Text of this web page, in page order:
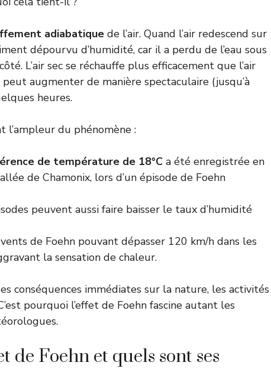
adiabatique de l’air. Quand l’air redescend sur
dépourvu d’humidité, car il a perdu de l’eau sous
L’air sec se réchauffe plus efficacement que l’air
augmenter de manière spectaculaire (jusqu’à
heures.
du phénomène :
de température de 18°C a été enregistrée en
de Chamonix, lors d’un épisode de Foehn
peuvent aussi faire baisser le taux d’humidité
de Foehn pouvant dépasser 120 km/h dans les
la sensation de chaleur.
conséquences immédiates sur la nature, les activités
pourquoi l’effet de Foehn fascine autant les
de Foehn et quels sont ses